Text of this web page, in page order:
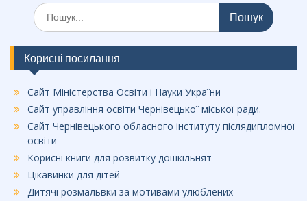
Шукати:
Корисні посилання
Сайт Міністерства Освіти і Науки України
Сайт управління освіти Чернівецької міської ради.
Сайт Чернівецького обласного інституту післядипломної
освіти
Корисні книги для розвитку дошкільнят
Цікавинки для дітей
Дитячі розмальвки за мотивами улюблених